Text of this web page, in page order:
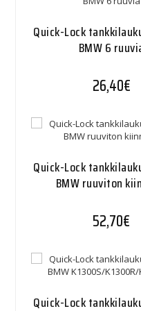
Quick-Lock
BMW 6
26,40€
Quick-Lock
BMW ruuviton
52,70€
Quick-Lock